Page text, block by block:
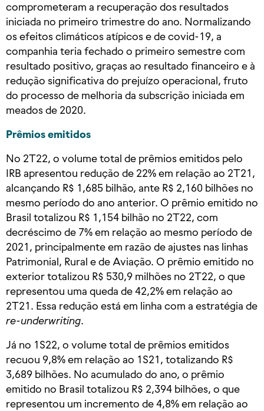
comprometeram a recuperação dos resultados
iniciada no primeiro trimestre do ano. Normalizando
os efeitos climáticos atípicos e de covid-19, a
companhia teria fechado o primeiro semestre com
resultado positivo, graças ao resultado financeiro e à
redução significativa do prejuízo operacional, fruto
do processo de melhoria da subscrição iniciada em
meados de 2020.
Prêmios emitidos
No 2T22, o volume total de prêmios emitidos pelo
IRB apresentou redução de 22% em relação ao 2T21,
alcançando R$ 1,685 bilhão, ante R$ 2,160 bilhões no
mesmo período do ano anterior. O prêmio emitido no
Brasil totalizou R$ 1,154 bilhão no 2T22, com
decréscimo de 7% em relação ao mesmo período de
2021, principalmente em razão de ajustes nas linhas
Patrimonial, Rural e de Aviação. O prêmio emitido no
exterior totalizou R$ 530,9 milhões no 2T22, o que
representou uma queda de 42,2% em relação ao
2T21. Essa redução está em linha com a estratégia de
re-underwriting.
Já no 1S22, o volume total de prêmios emitidos
recuou 9,8% em relação ao 1S21, totalizando R$
3,689 bilhões. No acumulado do ano, o prêmio
emitido no Brasil totalizou R$ 2,394 bilhões, o que
representou um incremento de 4,8% em relação ao